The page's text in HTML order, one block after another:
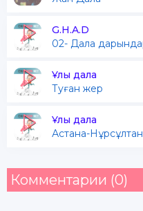
G.H.A.D
02- Дала
Ұлы дала
Туған жер
Ұлы дала
Астана-Нұрсұлтан
Комментарии (0)